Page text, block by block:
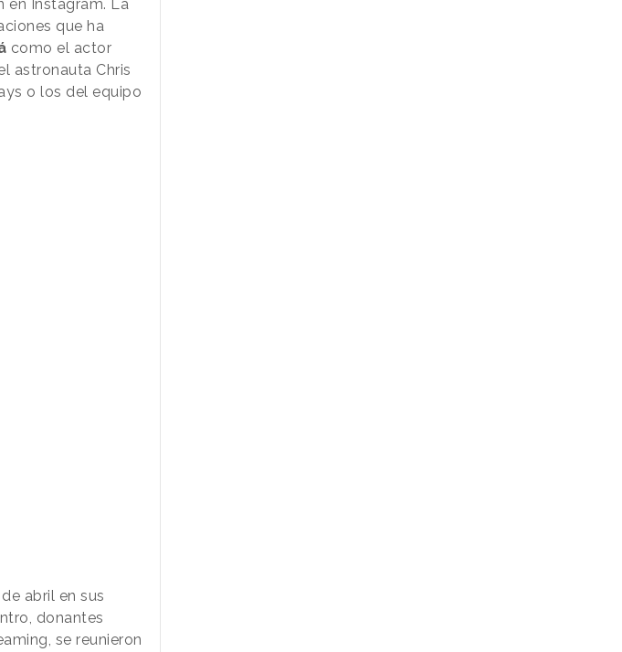
en Instagram. La
que ha
como el actor
astronauta Chris
o los del equipo
abril en sus
donantes
se reunieron